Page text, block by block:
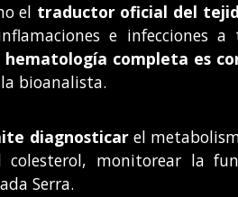
el traductor oficial del
e infecciones
hematología completa es
bioanalista.
diagnosticarel
colesterol, monitorear la
Serra.